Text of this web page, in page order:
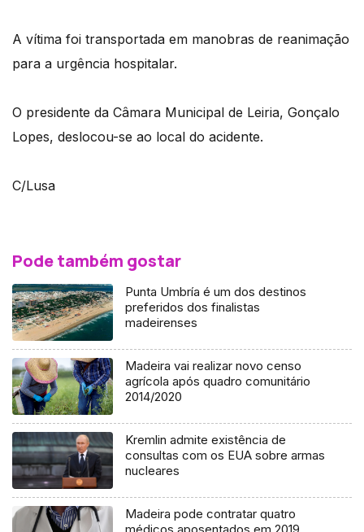
A vítima foi transportada em manobras de reanimação
para a urgência hospitalar.
O presidente da Câmara Municipal de Leiria, Gonçalo
Lopes, deslocou-se ao local do acidente.
C/Lusa
Pode também gostar
Punta Umbría é um dos destinos
preferidos dos finalistas
madeirenses
Madeira vai realizar novo censo
agrícola após quadro comunitário
2014/2020
Kremlin admite existência de
consultas com os EUA sobre armas
nucleares
Madeira pode contratar quatro